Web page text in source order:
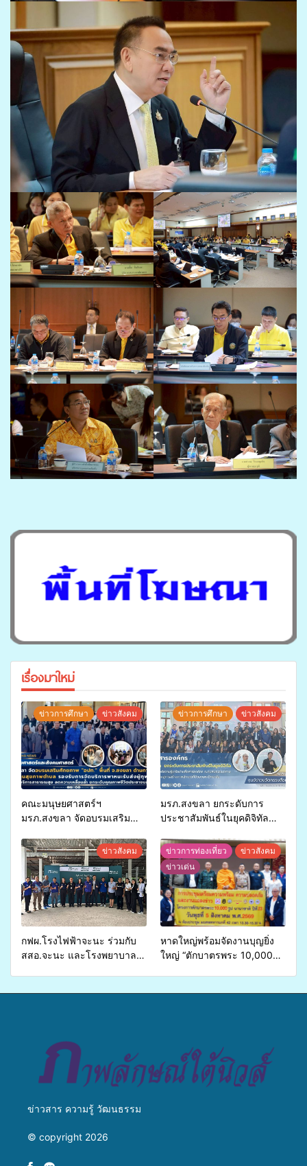
เรื่องมาใหม่
ข่าวการศึกษา ข่าวสังคม
คณะมนุษยศาสตร์ฯ
มรภ.สงขลา จัดอบรมเสริม
จ่ายงบกองทุนสุขภาพตำบล
รองรับการจัดบริการพาหนะรับ
ส่งผู้ทุพพลภาพเพื่อเข้ารับ
บริการสาธารณสุข ลดความ
เหลื่อมล้ำ ยกระดับคุณภาพ
ชีวิตประชาชนอย่างยั่งยืน
ข่าวการศึกษา ข่าวสังคม
มรภ.สงขลา ยกระดับการ
ประชาสัมพันธ์ในยุคดิจิทัล
ข่ายสื่อสารองค์กร ระดมสมอง
วางแนวทางการทำงาน ปูทาง
สู่การสร้างภาพลักษณ์ที่ดีของ
มหาวิทยาลัย
ข่าวสังคม
กฟผ.โรงไฟฟ้าจะนะ ร่วมกับ
สสอ.จะนะ และโรงพยาบาล
ข่าวการท่องเที่ยว
ข่าวสังคม
ข่าวเด่น
หาดใหญ่พร้อมจัดงานบุญยิ่ง
ใหญ่ “ตักบาตรพระ 10,000
ข่าวสาร ความรู้ วัฒนธรรม
© copyright 2026